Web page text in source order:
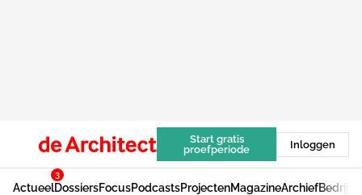
Start gratis
proefperiode
Inloggen
Actueel
3
DossiersFocusPodcastsProjectenMagazineArchief